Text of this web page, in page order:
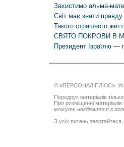
Захистимо альма-
Світ має знати
Такого страшного
СВЯТО ПОКРОВИ В
Президент Ізраїлю —
© «ПЕРСОНАЛ ПЛЮС». Усі
Передрук матеріалів
При розміщенні матеріалів
можуть незбігатися з
З усіх питань